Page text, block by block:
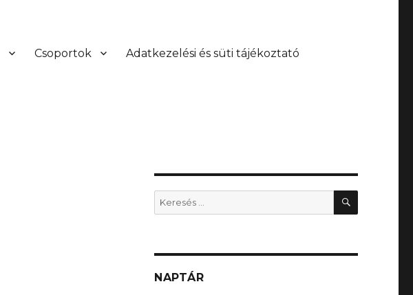
Csoportok Adatkezelési és süti tájékoztató
Keresés
a
KERESÉS
NAPTÁR